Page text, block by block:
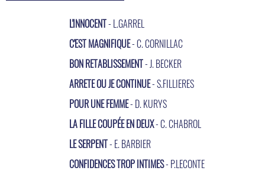
L'INNOCENT- L.GARREL
C'EST MAGNIFIQUE- C. CORNILLAC
BON RETABLISSEMENT- J. BECKER
ARRETE OU JE CONTINUE- S.FILLIERES
POUR UNE FEMME- D. KURYS
LA FILLE COUPÉE EN DEUX- C. CHABROL
LE SERPENT- E. BARBIER
CONFIDENCES TROP INTIMES- P.LECONTE